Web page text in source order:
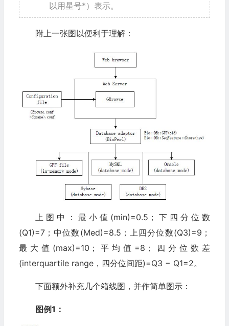
以用星号*）表示。
附上一张图以便利于理解：
上图中：最小值(min)=0.5；下四分位数
(Q1)=7；中位数(Med)=8.5；上四分位数(Q3)=9；
最大值(max)=10；平均值=8；四分位数差
(interquartile range，四分位间距)=Q3 − Q1=2。
下面额外补充几个箱线图，并作简单图示：
图例1：